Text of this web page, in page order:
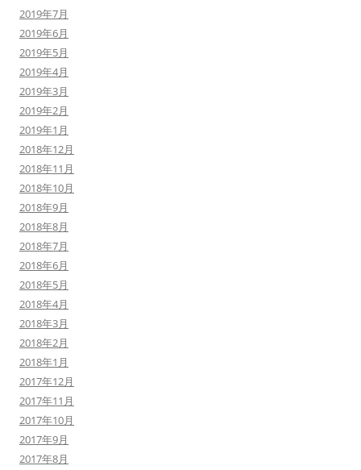
2019年7月
2019年6月
2019年5月
2019年4月
2019年3月
2019年2月
2019年1月
2018年12月
2018年11月
2018年10月
2018年9月
2018年8月
2018年7月
2018年6月
2018年5月
2018年4月
2018年3月
2018年2月
2018年1月
2017年12月
2017年11月
2017年10月
2017年9月
2017年8月